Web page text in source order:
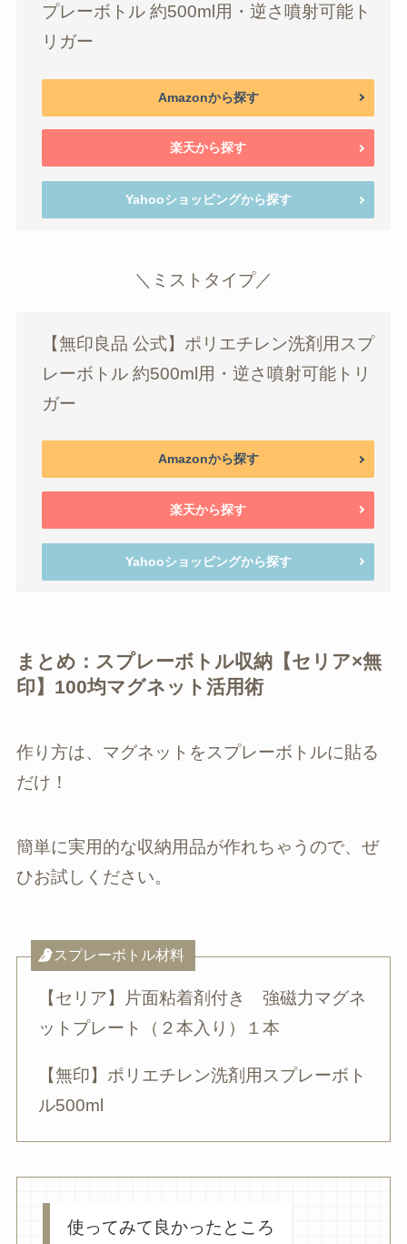
プレーボトル 約500ml用・逆さ噴射可能ト
リガー
Amazonから探す
楽天から探す
Yahooショッピングから探す
＼ミストタイプ／
【無印良品 公式】ポリエチレン洗剤用スプ
レーボトル 約500ml用・逆さ噴射可能トリ
ガー
Amazonから探す
楽天から探す
Yahooショッピングから探す
まとめ：スプレーボトル収納【セリア×無
印】100均マグネット活用術
作り方は、マグネットをスプレーボトルに貼る
だけ！
簡単に実用的な収納用品が作れちゃうので、ぜ
ひお試しください。
スプレーボトル材料
【セリア】片面粘着剤付き 強磁力マグネ
ットプレート（２本入り）１本
【無印】ポリエチレン洗剤用スプレーボト
ル500ml
使ってみて良かったところ